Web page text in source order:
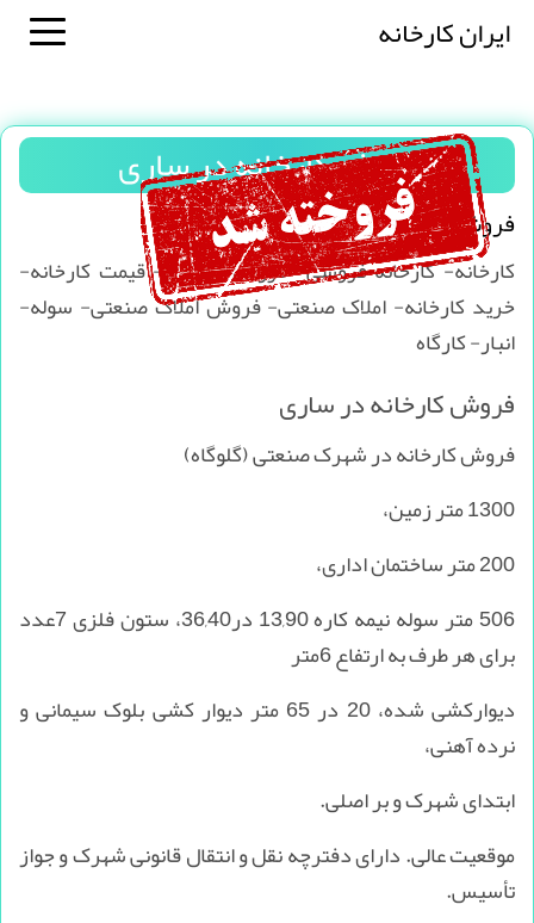
ایران کارخانه
فروش کارخانه در ساری
فروش کارخانه در ساری
کارخانه- کارخانه فروشی- فروش کارخانه- قیمت کارخانه-
خرید کارخانه- املاک صنعتی- فروش املاک صنعتی- سوله-
انبار- کارگاه
فروش کارخانه در ساری
فروش کارخانه در شهرک صنعتی (گلوگاه)
1300 متر زمین،
200 متر ساختمان اداری،
506 متر سوله نیمه کاره 13,90 در36,40، ستون فلزی 7عدد
برای هر طرف به ارتفاع 6متر
دیوارکشی شده، 20 در 65 متر دیوار کشی بلوک سیمانی و
نرده آهنی،
ابتدای شهرک و بر اصلی.
موقعیت عالی. دارای دفترچه نقل و انتقال قانونی شهرک و جواز
تأسیس.